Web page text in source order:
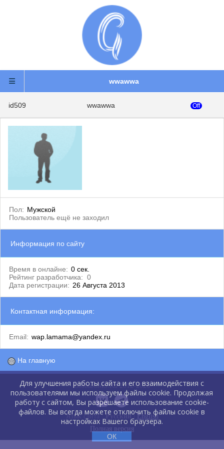
wwawwa
id509 wwawwa Off
Пол: Мужской
Пользователь ещё не заходил
Информация по сайту
Время в онлайне: 0 сек.
Рейтинг разработчика: 0
Дата регистрации: 26 Августа 2013
Контактная информация:
Email: wap.lamama@yandex.ru
На главную
GlobalCMS.Ru 2012-2026
Язык сайта :Русский| English
Полная версия
Для улучшения работы сайта и его взаимодействия с
пользователями мы используем файлы cookie. Продолжая
работу с сайтом, Вы разрешаете использование cookie-
файлов. Вы всегда можете отключить файлы cookie в
настройках Вашего браузера.
ОК